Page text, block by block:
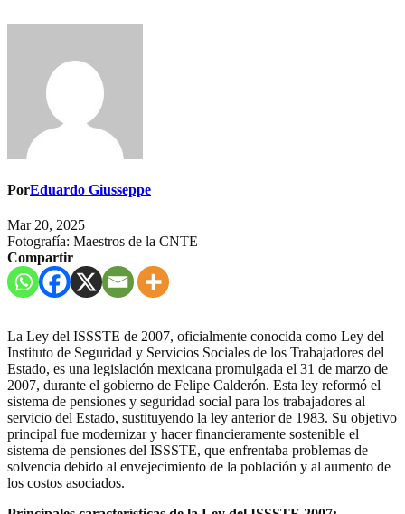
PorEduardo Giusseppe
Mar 20, 2025
Fotografía: Maestros de la CNTE
Compartir
La Ley del ISSSTE de 2007, oficialmente conocida como Ley del
Instituto de Seguridad y Servicios Sociales de los Trabajadores del
Estado, es una legislación mexicana promulgada el 31 de marzo de
2007, durante el gobierno de Felipe Calderón. Esta ley reformó el
sistema de pensiones y seguridad social para los trabajadores al
servicio del Estado, sustituyendo la ley anterior de 1983. Su objetivo
principal fue modernizar y hacer financieramente sostenible el
sistema de pensiones del ISSSTE, que enfrentaba problemas de
solvencia debido al envejecimiento de la población y al aumento de
los costos asociados.